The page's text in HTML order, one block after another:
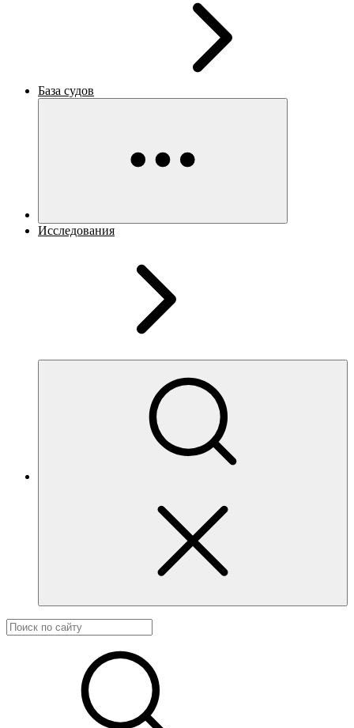
База судов
Исследования